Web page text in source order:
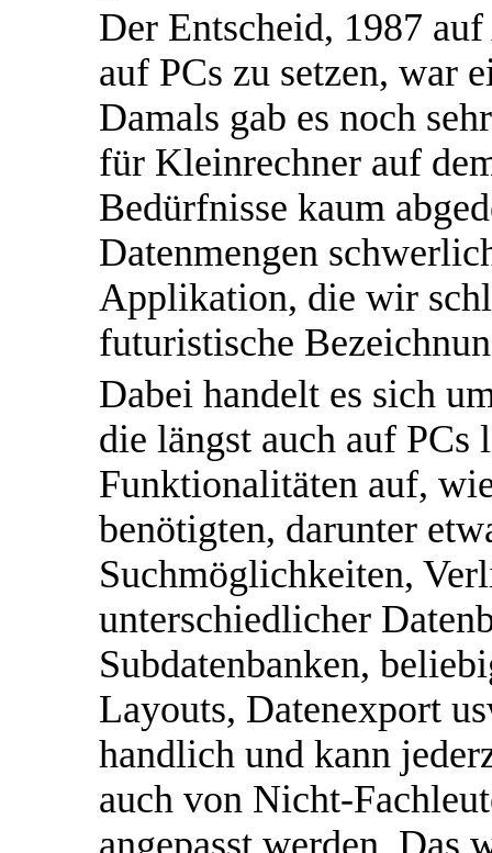
Der Entscheid, 1987
auf PCs zu setzen, war
Damals gab es noch
für Kleinrechner auf
Bedürfnisse kaum
Datenmengen
Applikation, die wir
futuristische
Dabei handelt es sich
die längst auch auf PCs
Funktionalitäten auf,
benötigten, darunter
Suchmöglichkeiten,
unterschiedlicher
Subdatenbanken,
Layouts, Datenexport
handlich und kann
auch von Nicht-